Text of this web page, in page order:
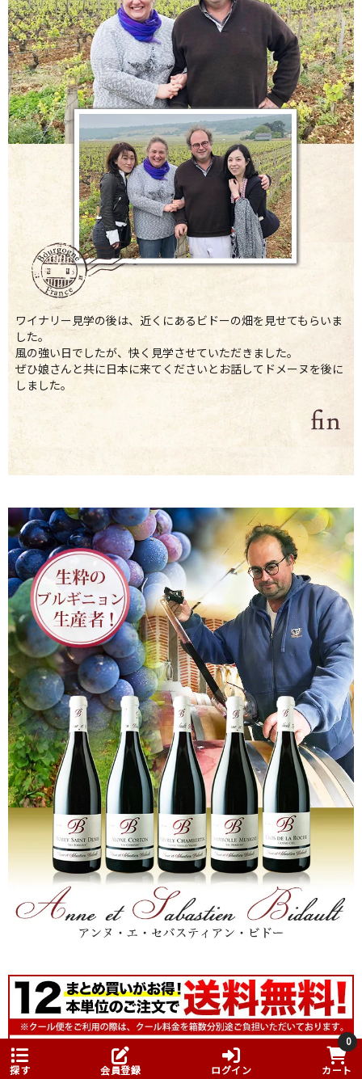
ワイナリー見学の後は、近くにあるビドーの畑を見せてもらいま
した。
風の強い日でしたが、快く見学させていただきました。
ぜひ娘さんと共に日本に来てくださいとお話してドメーヌを後に
しました。
探す 会員登録 ログイン
0
カート